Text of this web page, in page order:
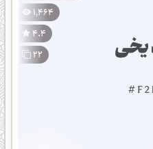
1,464
4.4
22